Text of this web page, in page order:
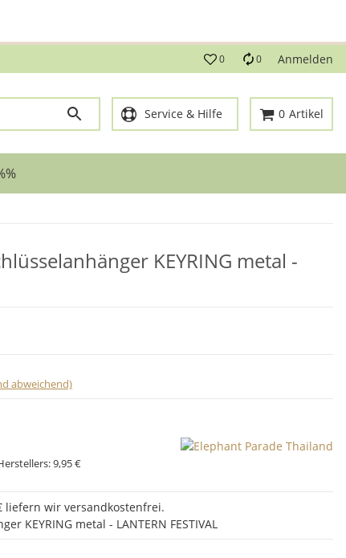
0 0 Anmelden
Service & Hilfe 0 Artikel
KEYRING metal -
abweichend)
9,95 €
liefern wir versandkostenfrei.
KEYRING metal - LANTERN FESTIVAL